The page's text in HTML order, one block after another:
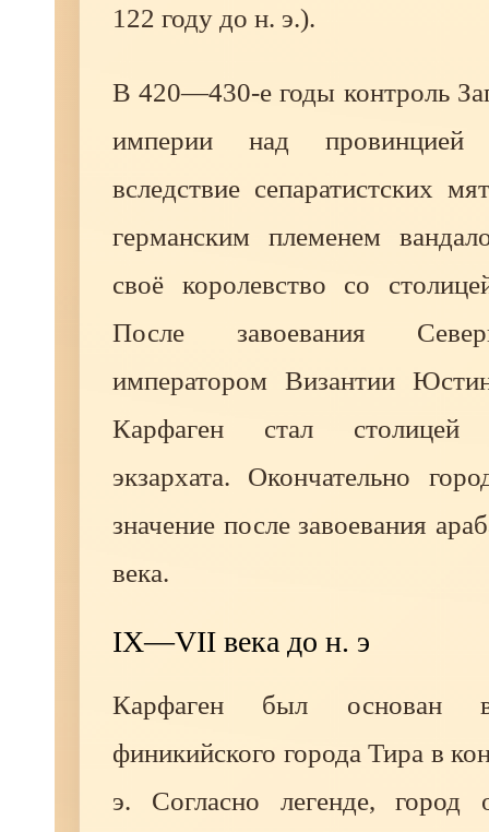
122 году до н. э.).
В 420—430-е годы контроль
империи над
вследствие сепаратистских
германским племенем
своё королевство со
После завоевания
императором Византии
Карфаген стал столицей
экзархата. Окончательно
значение после завоевания
века.
IX—VII века до н. э
Карфаген был основан
финикийского города Тира в
э. Согласно легенде, город